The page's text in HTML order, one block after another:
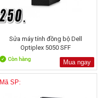
Sửa máy tính đồng bộ Dell
Optiplex 5050 SFF
Mua ngay
Mã SP: